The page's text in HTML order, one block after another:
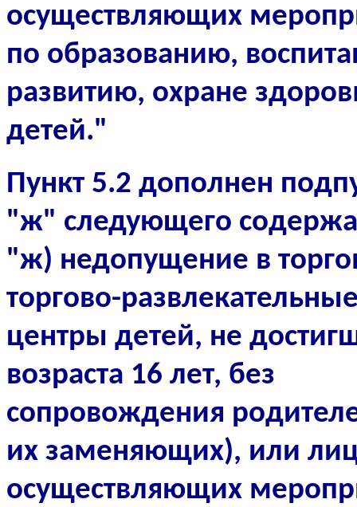
осуществляющих
по образованию,
развитию, охране
детей."
Пункт 5.2 дополнен
"ж" следующего
"ж) недопущение в
торгово-
центры детей, не
возраста 16 лет, без
сопровождения
их заменяющих), или
осуществляющих